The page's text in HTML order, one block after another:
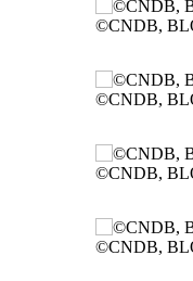
©CNDB,
©CNDB,
©CNDB,
©CNDB,